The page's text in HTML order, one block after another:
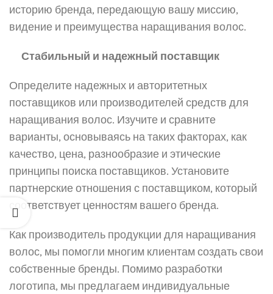
историю бренда, передающую вашу миссию,
видение и преимущества наращивания волос.
Стабильный и надежный поставщик
Определите надежных и авторитетных
поставщиков или производителей средств для
наращивания волос. Изучите и сравните
варианты, основываясь на таких факторах, как
качество, цена, разнообразие и этические
принципы поиска поставщиков. Установите
партнерские отношения с поставщиком, который
соответствует ценностям вашего бренда.
Как производитель продукции для наращивания
волос, мы помогли многим клиентам создать свои
собственные бренды. Помимо разработки
логотипа, мы предлагаем индивидуальные